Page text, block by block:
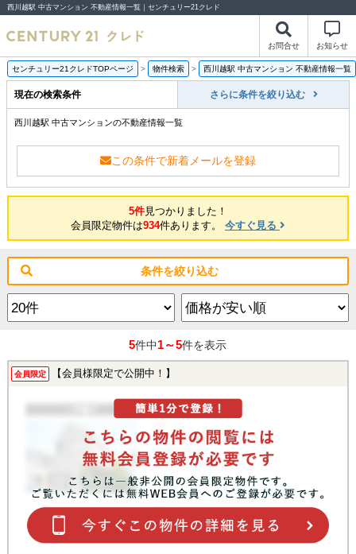
西川越駅 中古マンション 不動産情報一覧｜センチュリー21クレド
お問合せ お知らせ
センチュリー21クレドTOPページ > 物件検索 > 西川越駅 中古マンション 不動産情報一覧
現在の検索条件 さらに条件を絞り込む
西川越駅 中古マンションの不動産情報一覧
この条件で新着メールを登録
5件見つかりました！
会員限定物件は934件あります。 今すぐ見る
条件を絞り込む
5件中1～5件を表示
会員限定 【会員様限定で公開中！】